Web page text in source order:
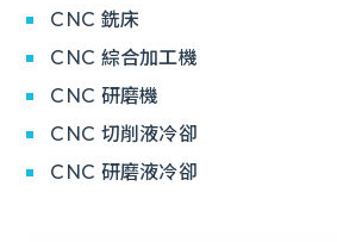
CNC 銑床
CNC 綜合加工機
CNC 研磨機
CNC 切削液冷卻
CNC 研磨液冷卻